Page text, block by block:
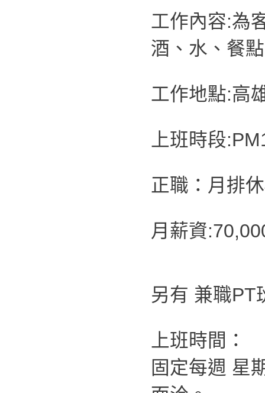
工作內容:為
酒、水、餐
工作地點:高
上班時段
正職：月排
月薪資
另有 兼職PT
上班時間：
固定每週 星